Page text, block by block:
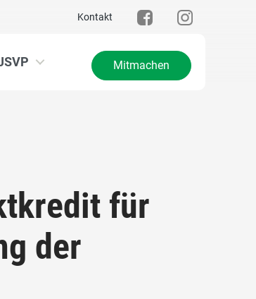
Kontakt
Mitmachen
für
der